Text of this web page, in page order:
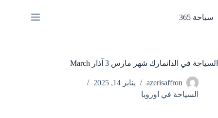
المحتوى
سياحة 365
السياحة في الدانمارك شهر مارس 3 آذار March
azerisaffron
يناير 14, 2025
السياحة في اوروبا